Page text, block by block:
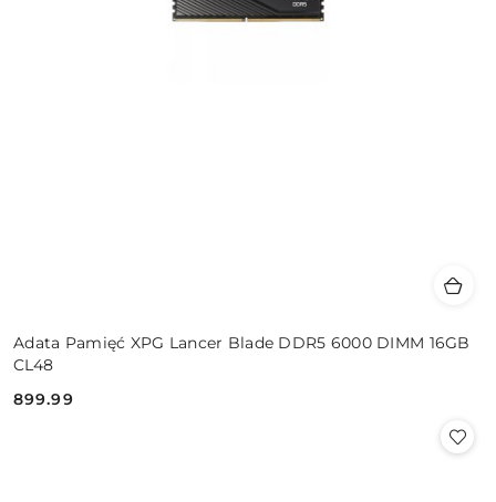
Adata Pamięć XPG Lancer Blade DDR5 6000 DIMM 16GB
CL48
Cena:
899.99